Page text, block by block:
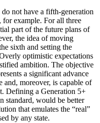
not have a fifth-generation
example. For all three
part of the future plans of
the idea of moving
sixth and setting the
optimistic expectations
ambition. The objective
a significant advance
and, moreover, is capable of
Defining a Generation 5+
standard, would be better
that emulates the “real”
by any state.